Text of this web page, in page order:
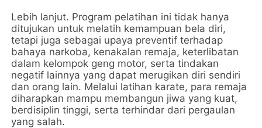
Lebih lanjut. Program pelatihan ini tidak hanya
ditujukan untuk melatih kemampuan bela diri,
tetapi juga sebagai upaya preventif terhadap
bahaya narkoba, kenakalan remaja, keterlibatan
dalam kelompok geng motor, serta tindakan
negatif lainnya yang dapat merugikan diri sendiri
dan orang lain. Melalui latihan karate, para remaja
diharapkan mampu membangun jiwa yang kuat,
berdisiplin tinggi, serta terhindar dari pergaulan
yang salah.